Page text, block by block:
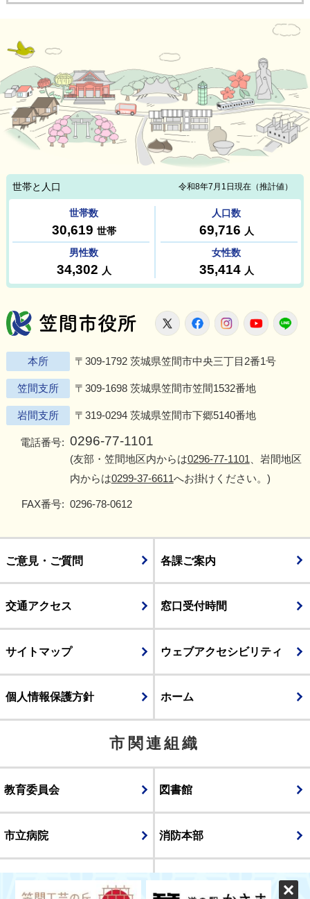
笠間市役所
X FacebookInstagram
本所 〒309-1792 茨城県笠間市中央三丁目2番1号
笠間支所 〒309-1698 茨城県笠間市笠間1532番地
岩間支所 〒319-0294 茨城県笠間市下郷5140番地
電話番号: 0296-77-1101
(友部・笠間地区内からは0296-77-1101 、岩間地区
内からは0299-37-6611へお掛けください。)
FAX番号: 0296-78-0612
ご意見・ご質問 各課ご案内
交通アクセス 窓口受付時間
サイトマップ ウェブアクセシビリティ
個人情報保護方針 ホーム
市関連組織
教育委員会 図書館
市立病院 消防本部
議会